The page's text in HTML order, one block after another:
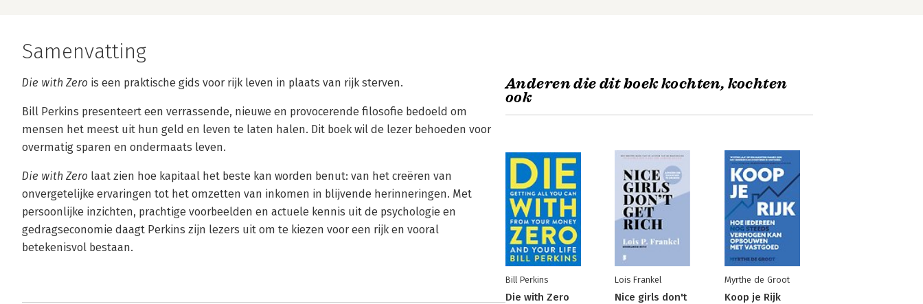
Samenvatting
Die with Zero is een praktische gids voor rijk leven in plaats van rijk sterven.
Bill Perkins presenteert een verrassende, nieuwe en provocerende filosofie bedoeld om
mensen het meest uit hun geld en leven te laten halen. Dit boek wil de lezer behoeden voor
overmatig sparen en ondermaats leven.
Die with Zero laat zien hoe kapitaal het beste kan worden benut: van het creëren van
onvergetelijke ervaringen tot het omzetten van inkomen in blijvende herinneringen. Met
persoonlijke inzichten, prachtige voorbeelden en actuele kennis uit de psychologie en
gedragseconomie daagt Perkins zijn lezers uit om te kiezen voor een rijk en vooral
betekenisvol bestaan.
Anderen die dit boek kochten, kochten
ook
Bill Perkins
Die with Zero
Lois Frankel
Nice girls don't
Myrthe de Groot
Koop je Rijk